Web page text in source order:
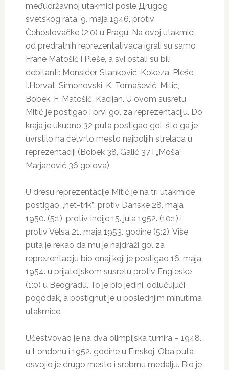
međudržavnoj utakmici posle Дrugog
svetskog rata, 9. maja 1946, protiv
Čehoslovačke (2:0) u Pragu. Na ovoj utakmici
od predratnih reprezentativaca igrali su samo
Frane Matošić i Pleše, a svi ostali su bili
debitanti: Monsider, Stanković, Kokeza, Pleše,
I.Horvat, Simonovski, K. Tomašević, Mitić,
Bobek, F. Matošić, Kacijan. U ovom susretu
Mitić je postigao i prvi gol za reprezentaciju. Do
kraja je ukupno 32 puta postigao gol, što ga je
uvrstilo na četvrto mesto najboljih strelaca u
reprezentaciji (Bobek 38, Galić 37 i „Moša”
Marjanović 36 golova).
U dresu reprezentacije Mitić je na tri utakmice
postigao ,,het-trik”: protiv Danske 28. maja
1950. (5:1), protiv Indije 15. jula 1952. (10:1) i
protiv Velsa 21. maja 1953. godine (5:2). Više
puta je rekao da mu je najdraži gol za
reprezentaciju bio onaj koji je postigao 16. maja
1954. u prijateljskom susretu protiv Engleske
(1:0) u Beogradu. To je bio jedini, odlučujući
pogodak, a postignut je u poslednjim minutima
utakmice.
Učestvovao je na dva olimpijska turnira – 1948.
u Londonu i 1952. godine u Finskoj. Oba puta
osvojio je drugo mesto i srebrnu medalju. Bio je